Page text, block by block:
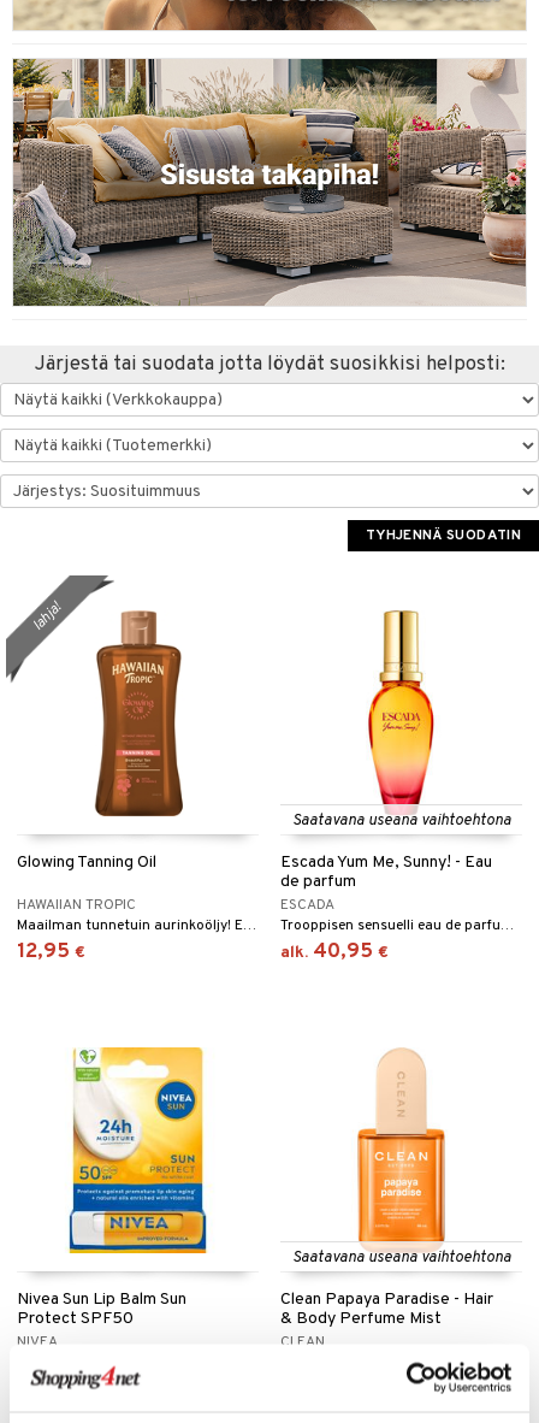
Järjestä tai suodata jotta löydät suosikkisi helposti:
TYHJENNÄ SUODATIN
Glowing Tanning Oil
HAWAIIAN TROPIC
Maailman tunnetuin aurinkoöljy! Ei aurinkosuojaa Hawaiian Tropicilta
12,95 €
lahja!
Saatavana useana vaihtoehtona
Escada Yum Me, Sunny! - Eau
de parfum
ESCADA
Trooppisen sensuelli eau de parfum Escadalta.
alk. 40,95 €
Nivea Sun Lip Balm Sun
Protect SPF50
NIVEA
Aurinkosuojapuikko SPF 50 Nivealta
3,95 €
Saatavana useana vaihtoehtona
Clean Papaya Paradise - Hair
& Body Perfume Mist
CLEAN
Sumu, jossa on trooppinen, aurinkoinen tuoksu Cleanilta.